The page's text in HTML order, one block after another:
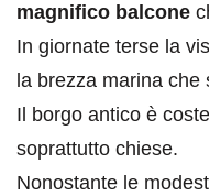
magnifico balcone
In giornate terse la
la brezza marina che
Il borgo antico è
soprattutto chiese.
Nonostante le